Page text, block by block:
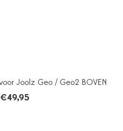
Joolz Geo / Geo2 BOVEN
€49,95